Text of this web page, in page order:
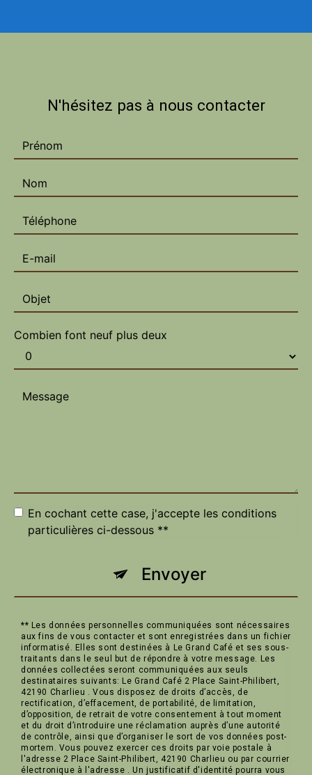
N'hésitez pas à nous contacter
Combien font neuf plus deux
En cochant cette case, j'accepte les conditions
particulières ci-dessous **
Envoyer
** Les données personnelles communiquées sont nécessaires
aux fins de vous contacter et sont enregistrées dans un fichier
informatisé. Elles sont destinées à Le Grand Café et ses sous-
traitants dans le seul but de répondre à votre message. Les
données collectées seront communiquées aux seuls
destinataires suivants: Le Grand Café 2 Place Saint-Philibert,
42190 Charlieu . Vous disposez de droits d’accès, de
rectification, d’effacement, de portabilité, de limitation,
d’opposition, de retrait de votre consentement à tout moment
et du droit d’introduire une réclamation auprès d’une autorité
de contrôle, ainsi que d’organiser le sort de vos données post-
mortem. Vous pouvez exercer ces droits par voie postale à
l'adresse 2 Place Saint-Philibert, 42190 Charlieu ou par courrier
électronique à l'adresse . Un justificatif d'identité pourra vous